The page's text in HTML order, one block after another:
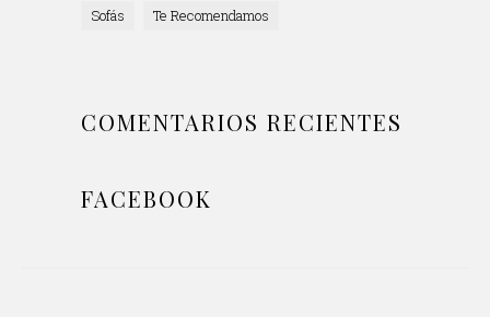
Sofás
Te Recomendamos
COMENTARIOS RECIENTES
FACEBOOK